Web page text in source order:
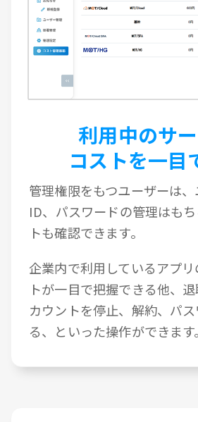
利用中のサ
コストを一目
管理権限をもつユーザーは
ID、パスワードの管理はも
トも確認できます。
企業内で利用しているアプ
トが一目で把握できる他、
カウントを停止、解約、パ
る、といった操作ができます。